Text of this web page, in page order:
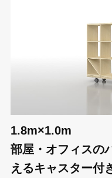
1.8m×1.0m
部屋・オフィスの
えるキャスター付